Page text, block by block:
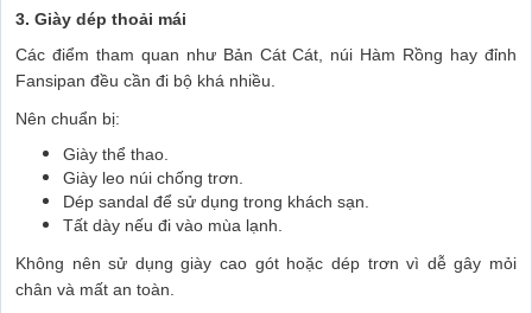
3. Giày dép thoải mái
Các điểm tham quan như Bản Cát Cát, núi Hàm Rồng hay đỉnh
Fansipan đều cần đi bộ khá nhiều.
Nên chuẩn bị:
Giày thể thao.
Giày leo núi chống trơn.
Dép sandal để sử dụng trong khách sạn.
Tất dày nếu đi vào mùa lạnh.
Không nên sử dụng giày cao gót hoặc dép trơn vì dễ gây mỏi
chân và mất an toàn.